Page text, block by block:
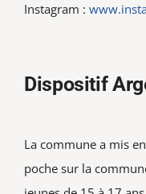
Instagram :
Dispositif
La commune a mis
poche sur la